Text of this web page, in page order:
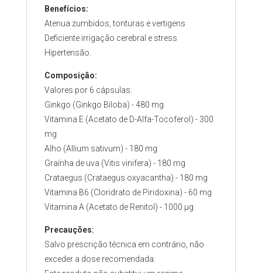
Benefícios:
Atenua zumbidos, tonturas e vertigens
Deficiente irrigação cerebral e stress
Hipertensão.
Composição:
Valores por 6 cápsulas:
Ginkgo (Ginkgo Biloba) - 480 mg
Vitamina E (Acetato de D-Alfa-Tocoferol) - 300
mg
Alho (Allium sativum) - 180 mg
Graínha de uva (Vitis vinifera) - 180 mg
Crataegus (Crataegus oxyacantha) - 180 mg
Vitamina B6 (Cloridrato de Piridoxina) - 60 mg
Vitamina A (Acetato de Renitol) - 1000 µg
Precauções:
Salvo prescrição técnica em contrário, não
exceder a dose recomendada.